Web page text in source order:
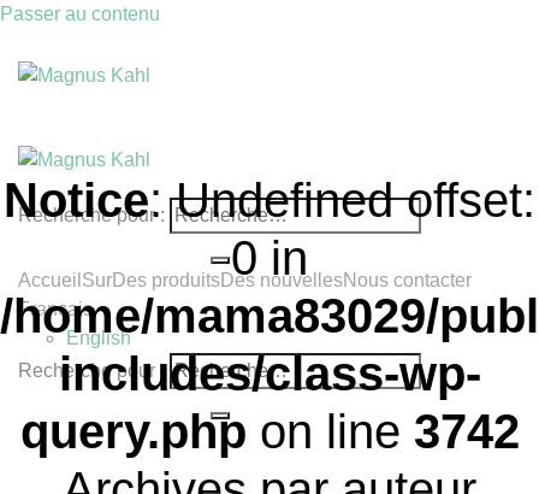
Passer au contenu
Recherche pour :
Accueil SurDes produitsDes nouvellesNous contacter
Français
English
Recherche pour :
Notice: Undefined offset:
0 in
/home/mama83029/
includes/class-wp-
query.php on line 3742